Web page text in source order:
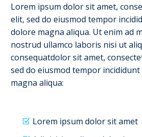
Lorem ipsum dolor sit amet,
elit, sed do eiusmod tempor
dolore magna aliqua. Ut enim ad
nostrud ullamco laboris nisi ut
consequatdolor sit amet,
sed do eiusmod tempor
magna aliqua:
Lorem ipsum dolor sit amet